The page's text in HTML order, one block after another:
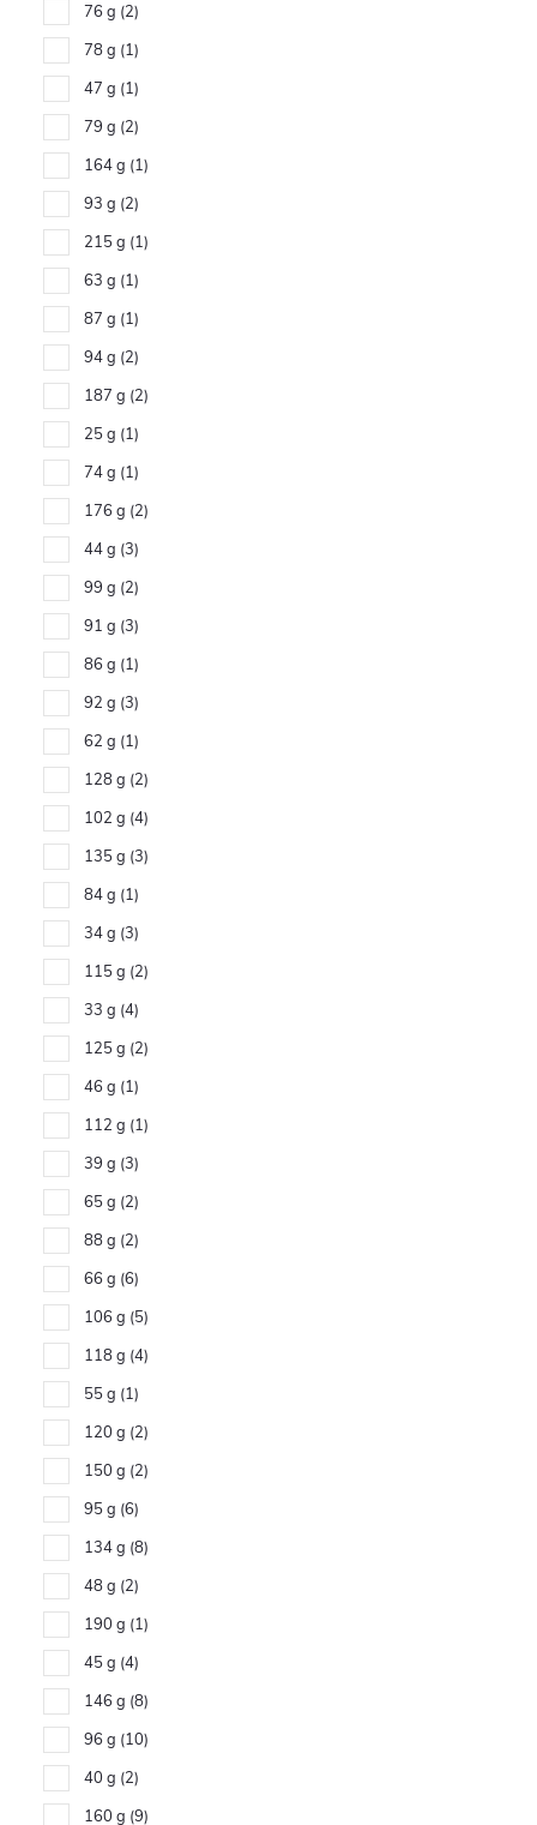
76 g 2
78 g 1
47 g 1
79 g 2
164 g 1
93 g 2
215 g 1
63 g 1
87 g 1
94 g 2
187 g 2
25 g 1
74 g 1
176 g 2
44 g 3
99 g 2
91 g 3
86 g 1
92 g 3
62 g 1
128 g 2
102 g 4
135 g 3
84 g 1
34 g 3
115 g 2
33 g 4
125 g 2
46 g 1
112 g 1
39 g 3
65 g 2
88 g 2
66 g 6
106 g 5
118 g 4
55 g 1
120 g 2
150 g 2
95 g 6
134 g 8
48 g 2
190 g 1
45 g 4
146 g 8
96 g 10
40 g 2
160 g 9